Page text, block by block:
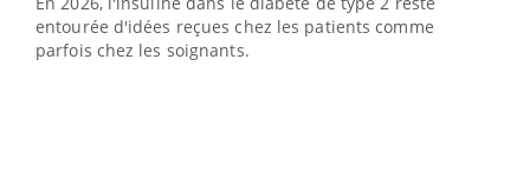
entourée d'idées reçues chez les patients comme
parfois chez les soignants.